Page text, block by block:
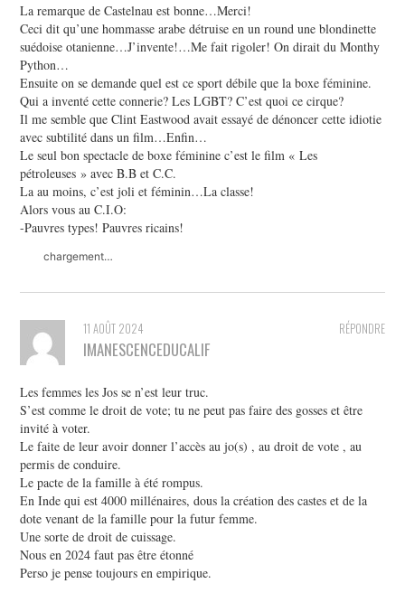
La remarque de Castelnau est bonne…Merci!
Ceci dit qu’une hommasse arabe détruise en un round une blondinette
suédoise otanienne…J’invente!…Me fait rigoler! On dirait du Monthy
Python…
Ensuite on se demande quel est ce sport débile que la boxe féminine.
Qui a inventé cette connerie? Les LGBT? C’est quoi ce cirque?
Il me semble que Clint Eastwood avait essayé de dénoncer cette idiotie
avec subtilité dans un film…Enfin…
Le seul bon spectacle de boxe féminine c’est le film « Les
pétroleuses » avec B.B et C.C.
La au moins, c’est joli et féminin…La classe!
Alors vous au C.I.O:
-Pauvres types! Pauvres ricains!
chargement…
RÉPONDRE
11 AOÛT 2024
IMANESCENCEDUCALIF
Les femmes les Jos se n’est leur truc.
S’est comme le droit de vote; tu ne peut pas faire des gosses et être
invité à voter.
Le faite de leur avoir donner l’accès au jo(s) , au droit de vote , au
permis de conduire.
Le pacte de la famille à été rompus.
En Inde qui est 4000 millénaires, dous la création des castes et de la
dote venant de la famille pour la futur femme.
Une sorte de droit de cuissage.
Nous en 2024 faut pas être étonné
Perso je pense toujours en empirique.